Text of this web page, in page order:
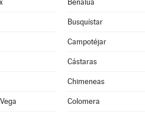
Benalúa
Busquístar
Campotéjar
Cástaras
Chimeneas
Colomera